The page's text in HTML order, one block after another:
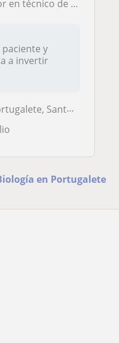
Estoy buscando dar clases desde primaria (cualquier asignatura) hasta la universidad (si
y
a invertir
Santurtzi, Sestao
en Portugalete